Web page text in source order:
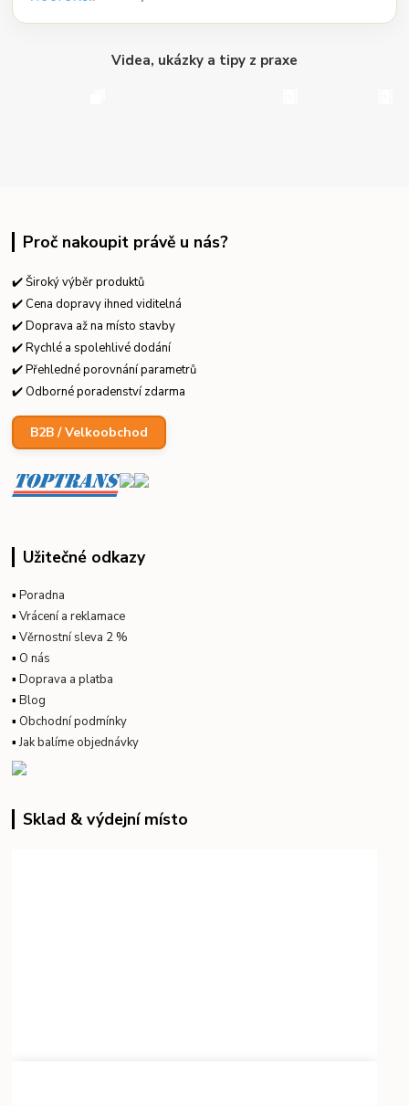
Videa, ukázky a tipy z praxe
Proč nakoupit právě u nás?
✔️ Široký výběr produktů
✔️ Cena dopravy ihned viditelná
✔️ Doprava až na místo stavby
✔️ Rychlé a spolehlivé dodání
✔️ Přehledné porovnání parametrů
✔️ Odborné poradenství zdarma
B2B / Velkoobchod
Užitečné odkazy
▪Poradna
▪Vrácení a reklamace
▪Věrnostní sleva 2 %
▪ O nás
▪Doprava a platba
▪Blog
▪ Obchodní podmínky
▪Jak balíme objednávky
Sklad & výdejní místo